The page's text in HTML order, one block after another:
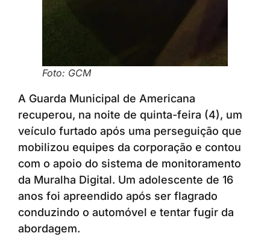
Foto: GCM
A Guarda Municipal de Americana
recuperou, na noite de quinta-feira (4), um
veículo furtado após uma perseguição que
mobilizou equipes da corporação e contou
com o apoio do sistema de monitoramento
da Muralha Digital. Um adolescente de 16
anos foi apreendido após ser flagrado
conduzindo o automóvel e tentar fugir da
abordagem.